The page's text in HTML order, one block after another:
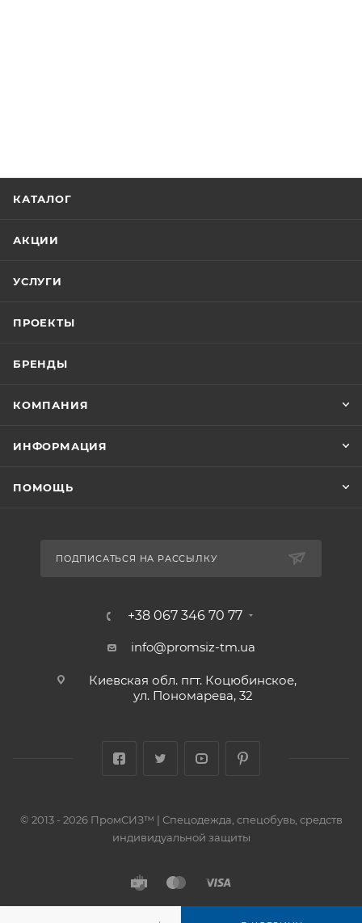
КАТАЛОГ
АКЦИИ
УСЛУГИ
ПРОЕКТЫ
БРЕНДЫ
КОМПАНИЯ
ИНФОРМАЦИЯ
ПОМОЩЬ
ПОДПИСАТЬСЯ НА РАССЫЛКУ
+38 067 346 70 77
info@promsiz-tm.ua
Киевская обл. пгт. Коцюбинское,
ул. Пономарева, 32
© 2013 - 2026 ПромСИЗ™ | Спецодежда, спецобувь, средств
индивидуальной защиты